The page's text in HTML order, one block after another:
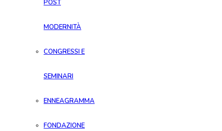
POST
MODERNITÀ
CONGRESSI E
SEMINARI
ENNEAGRAMMA
FONDAZIONE